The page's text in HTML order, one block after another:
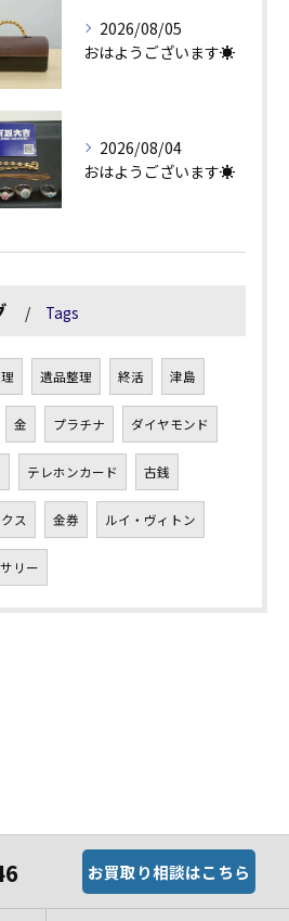
2026/08/05
おはようございます☀
2026/08/04
おはようございます☀
Tags
遺品整理 終活 津島
金 プラチナ ダイヤモンド
テレホンカード 古銭
ス 金券 ルイ・ヴィトン
リー
お買取り相談はこちら